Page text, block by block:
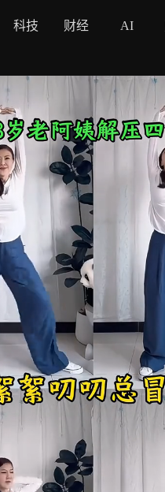
科技 财经 AI